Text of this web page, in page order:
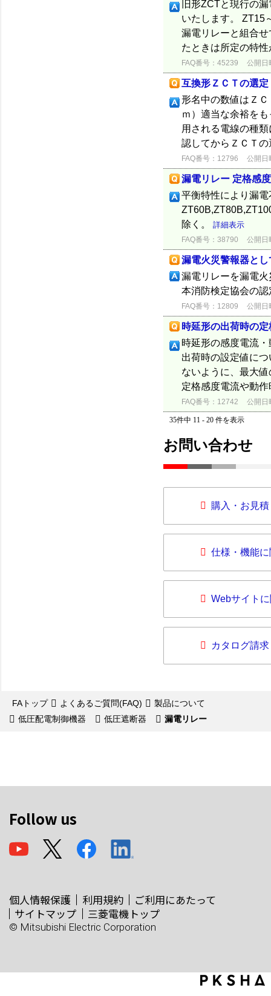
旧形ZCTと現行の
いたします。 ZT15
漏電リレーと組合
たときは所定の特
FAQ番号：45239 公開日
互換形ＺＣＴの選定
形名中の数値はＺ
ｍ）適当な余裕を
用される電線の種
認してからＺＣＴ
FAQ番号：12796 公開日
漏電リレー 定格感
平衡特性により漏
除く。 詳細表示
FAQ番号：38790 公開日
漏電火災警報器と
漏電リレーを漏電
本消防検定協会の
FAQ番号：12809 公開日
時延形の出荷時の
時延形の感度電流
出荷時の設定値に
ないように、最大
定格感度電流や動
FAQ番号：12742 公開日
35件中 11 - 20 件を表示
お問い合わせ
購入・お見
仕様・機能
Webサイト
カタログ請求
FAトップ よくあるご質問(FAQ)
製品について
低圧配電制御機器
低圧遮断器 漏電リレー
Follow us
個人情報保護 利用規約
ご利用にあたって
サイトマップ
三菱電機トップ
© Mitsubishi Electric Corporation